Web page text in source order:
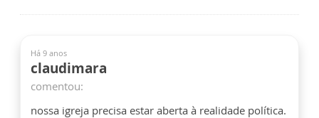
Há 9 anos
claudimara
comentou:
nossa igreja precisa estar aberta à realidade política.